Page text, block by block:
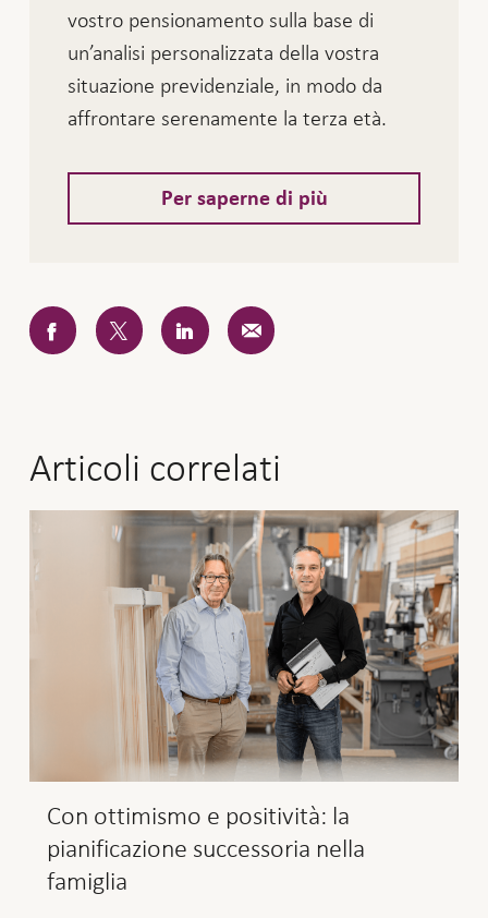
vostro pensionamento sulla base di
un’analisi personalizzata della vostra
situazione previdenziale, in modo da
affrontare serenamente la terza età.
Per saperne di più
Articoli correlati
Con ottimismo e positività: la
pianificazione successoria nella
famiglia